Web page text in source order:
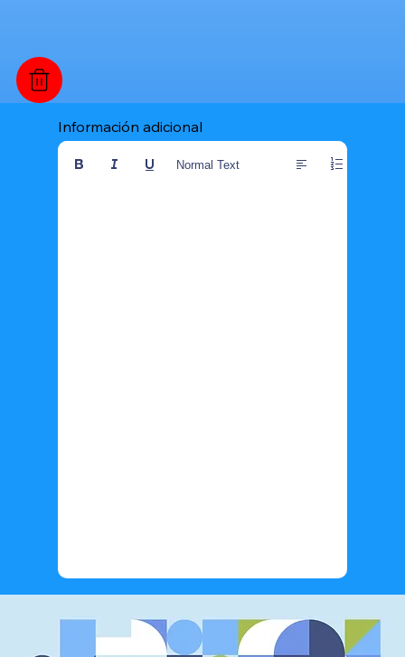
Información adicional
Normal Text